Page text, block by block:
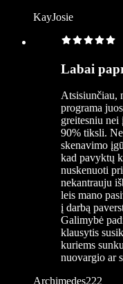
KayJosie
Labai
Atsisiunčiau,
programa
greitesniu nei
90% tiksli.
skenavimo
kad pavyktų
nuskenuoti
nekantrauju
leis mano
į darbą
Galimybė
klausytis
kuriems
nuovargio ar
Archimedes222